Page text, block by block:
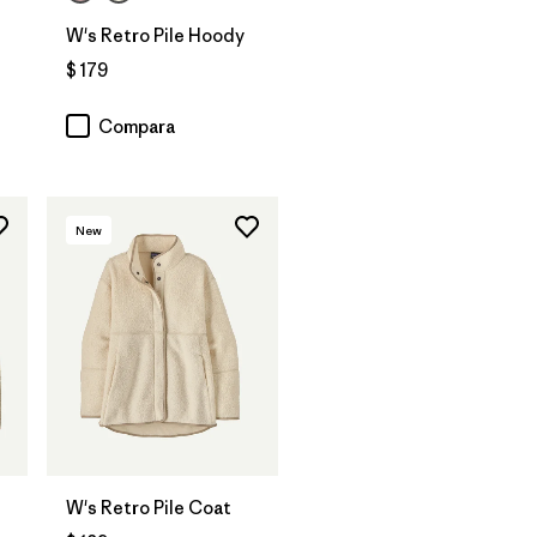
W's Retro Pile Hoody
$ 179
Compara
New
W's Retro Pile Coat